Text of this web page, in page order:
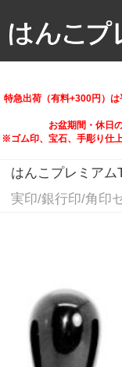
特急出荷（有料+300円）
お盆期間・休日
※ゴム印、宝石、手彫り仕
はんこプレミアム
実印/銀行印/角印